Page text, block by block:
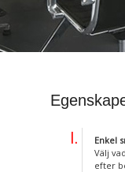
Enkel
Välj
efter